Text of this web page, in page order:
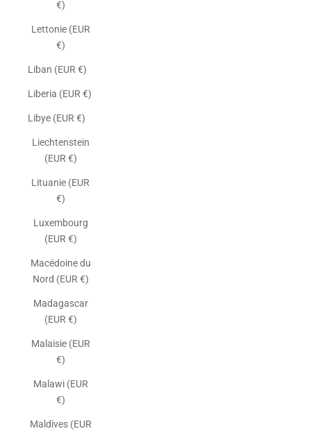
€)
Lettonie (EUR
€)
Liban (EUR €)
Liberia (EUR €)
Libye (EUR €)
Liechtenstein
(EUR €)
Lituanie (EUR
€)
Luxembourg
(EUR €)
Macédoine du
Nord (EUR €)
Madagascar
(EUR €)
Malaisie (EUR
€)
Malawi (EUR
€)
Maldives (EUR